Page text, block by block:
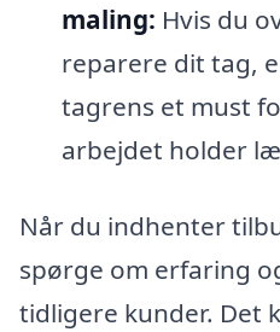
maling: Hvis du
reparere dit tag,
tagrens et must
arbejdet holder
Når du indhenter
spørge om erfaring
tidligere kunder. Det